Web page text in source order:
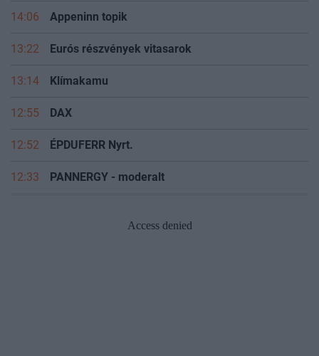
14:06 Appeninn topik
13:22 Eurós részvények vitasarok
13:14 Klímakamu
12:55 DAX
12:52 ÉPDUFERR Nyrt.
12:33 PANNERGY - moderalt